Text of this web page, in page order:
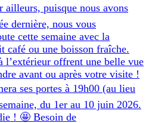
ailleurs, puisque nous avons
dernière, nous vous
cette semaine avec la
café ou une boisson fraîche.
l’extérieur offrent une belle vue
avant ou après votre visite !
ses portes à 19h00 (au lieu
du 1er au 10 juin 2026.
! 🤩 Besoin de